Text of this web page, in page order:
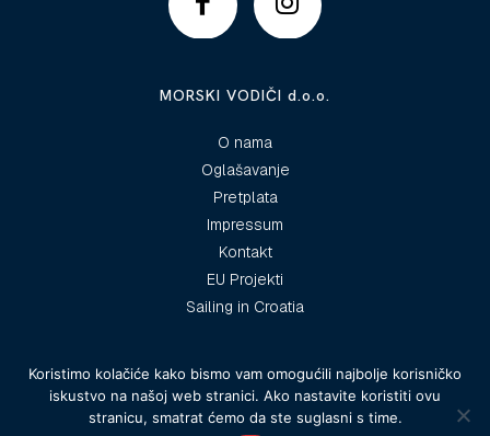
MORSKI VODIČI d.o.o.
O nama
Oglašavanje
Pretplata
Impressum
Kontakt
EU Projekti
Sailing in Croatia
© 2025 Morski vodiči
Koristimo kolačiće kako bismo vam omogućili najbolje korisničko
iskustvo na našoj web stranici. Ako nastavite koristiti ovu
stranicu, smatrat ćemo da ste suglasni s time.